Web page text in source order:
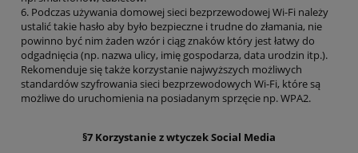
6. Podczas używania domowej sieci bezprzewodowej Wi-Fi należy
ustalić takie hasło aby było bezpieczne i trudne do złamania, nie
powinno być nim żaden wzór i ciąg znaków który jest łatwy do
odgadnięcia (np. nazwa ulicy, imię gospodarza, data urodzin itp.).
Rekomenduje się także korzystanie najwyższych możliwych
standardów szyfrowania sieci bezprzewodowych Wi-Fi, które są
możliwe do uruchomienia na posiadanym sprzęcie np. WPA2.
§7 Korzystanie z wtyczek Social Media